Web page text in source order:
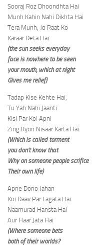
Sooraj Roz Dhoondhta Hai
Munh Kahin Nahi Dikhta Hai
Tera Munh, Jo Raat Ko
Karaar Deta Hai
(the sun seeks everyday
face is nowhere to be seen
your mouth, which at night
Gives me relief)
Tadap Kise Kehte Hai,
Tu Yah Nahi Jaanti
Kisi Par Koi Apni
Zing Kyon Nisaar Karta Hai
(Which is called torment
you don’t know that
Why on someone people scrifice
Their own life)
Apne Dono Jahan
Koi Daav Par Lagata Hai
Naamurad Hansta Hai
Aur Haar Jata Hai
(Where someone bets
both of their worlds?